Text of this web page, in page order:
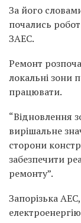
За його
почались
ЗАЕС.
Ремонт
локальні зони
працювати.
“Відновлення
вирішальне
сторони
забезпечити
ремонту”.
Запорізька